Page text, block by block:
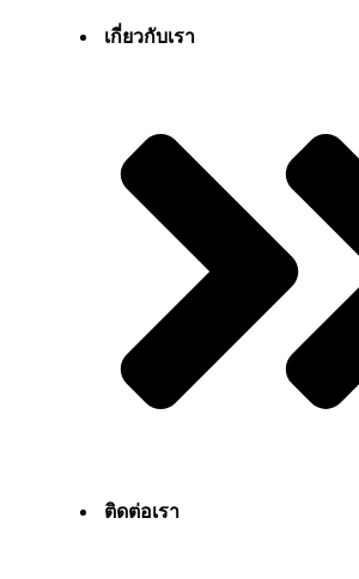
เกี่ยวกับเรา
ติดต่อเรา